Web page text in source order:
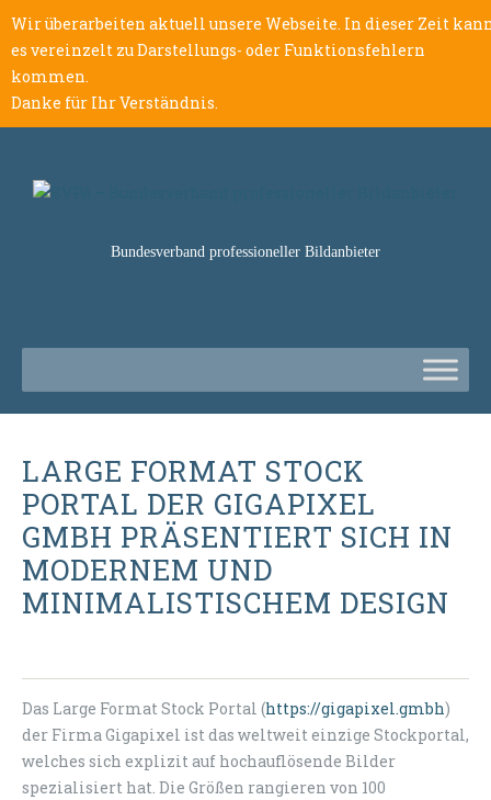
Wir überarbeiten aktuell unsere Webseite. In dieser Zeit
es vereinzelt zu Darstellungs- oder Funktionsfehlern
kommen.
Danke für Ihr Verständnis.
Bundesverband professioneller Bildanbieter
LARGE FORMAT STOCK
PORTAL DER GIGAPIXEL
GMBH PRÄSENTIERT SICH IN
MODERNEM UND
MINIMALISTISCHEM DESIGN
Das Large Format Stock Portal (https://gigapixel.gmbh)
der Firma Gigapixel ist das weltweit einzige Stockportal,
welches sich explizit auf hochauflösende Bilder
spezialisiert hat. Die Größen rangieren von 100